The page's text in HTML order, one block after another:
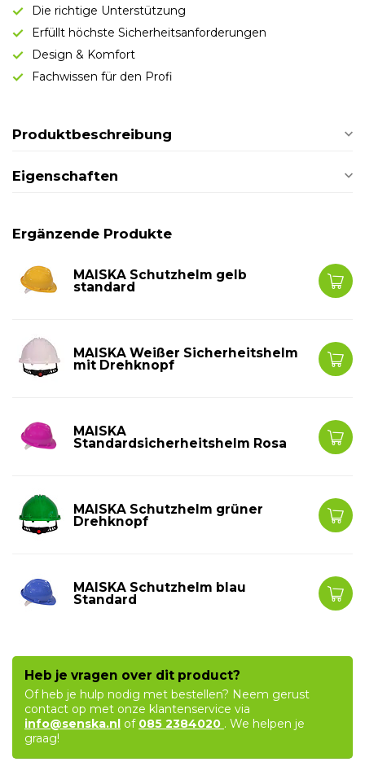
Die richtige Unterstützung
Erfüllt höchste Sicherheitsanforderungen
Design & Komfort
Fachwissen für den Profi
Produktbeschreibung
Eigenschaften
Ergänzende Produkte
MAISKA Schutzhelm gelb
standard
MAISKA Weißer Sicherheitshelm
mit Drehknopf
MAISKA
Standardsicherheitshelm Rosa
MAISKA Schutzhelm grüner
Drehknopf
MAISKA Schutzhelm blau
Standard
Heb je vragen over dit product?
Of heb je hulp nodig met bestellen? Neem gerust
contact op met onze klantenservice via
info@senska.nl of 085 2384020 . We helpen je
graag!